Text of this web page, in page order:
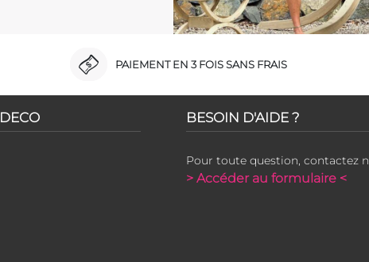
PAIEMENT EN 3 FOIS SANS FRAIS
BESOIN D'AIDE ?
Pour toute question, contactez
> Accéder au formulaire <